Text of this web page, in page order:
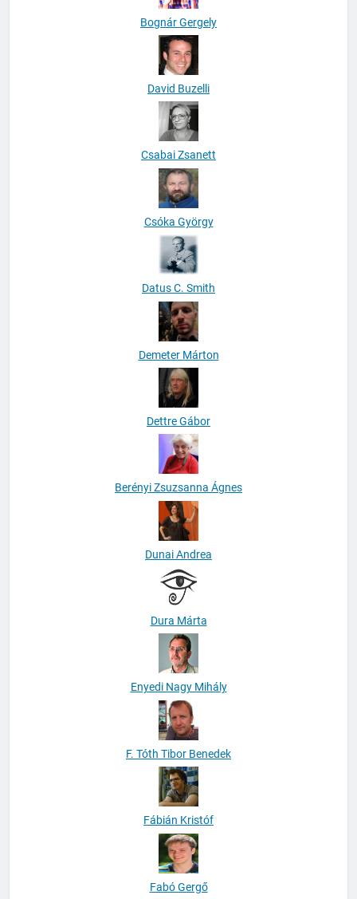
Bognár Gergely
David Buzelli
Csabai Zsanett
Csóka György
Datus C. Smith
Demeter Márton
Dettre Gábor
Berényi Zsuzsanna Ágnes
Dunai Andrea
Dura Márta
Enyedi Nagy Mihály
F. Tóth Tibor Benedek
Fábián Kristóf
Fabó Gergő